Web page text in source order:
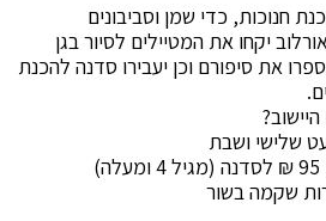
חנוכות, כדי שמן וסביבונים
יקחו את המטיילים לסיור בגן
את סיפורם וכן יעבירו סדנה להכנת
שלישי ושבת
שקמה בשור